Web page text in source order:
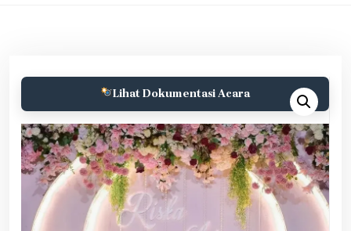
Lihat Dokumentasi Acara